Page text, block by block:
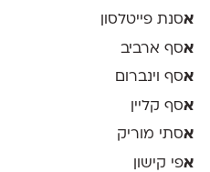
אסנת פייטלסון
אסף ארביב
אסף וינברום
אסף קליין
אסתי מוריק
אפי קישון